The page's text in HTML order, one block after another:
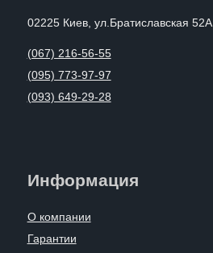
02225 Киев, ул.Братиславская 52А
(067) 216-56-55
(095) 773-97-97
(093) 649-29-28
Информация
О компании
Гарантии